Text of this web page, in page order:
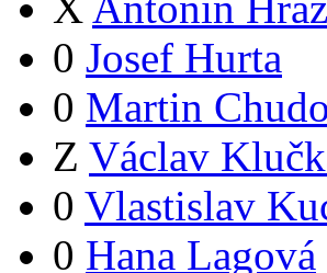
0 Josef Hurta
0 Martin
Z Václav
0 Vlastislav
0 Hana Lagová